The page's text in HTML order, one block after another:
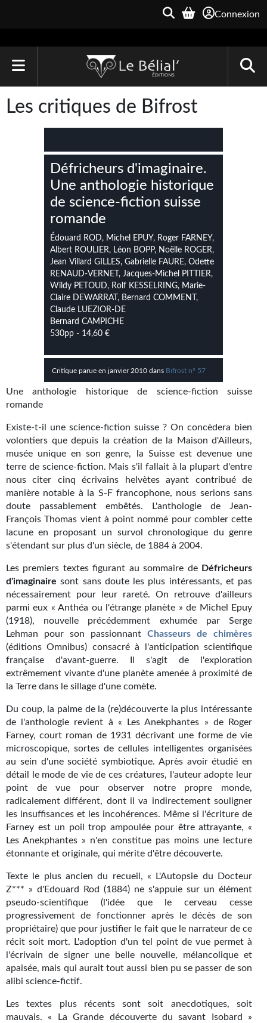
Connexion
Le Bélial'
Une Heure-Lumière
Archive du Futur
Parallaxe
Quarante-Deux
Yellow Submarine
NUMÉRIQUE
Romans et recueils
Une Heure-Lumière
Nouvelles
Bifrost
Livres audio
Gratuit
Sans DRM
BIFROST
Tous les numéros
En numérique
S'abonner
Les critiques
Le blog
Le prix des lecteurs
GOODIES
Goodies Gotland
Tirages d’art Une Heure-Lumière
PLUS
À paraître
Revue de presse
Récompenses
Newsletter
Le Bélial' sur Youtube
LE BLOG BIFROST
Les critiques de Bifrost
Défricheurs d'imaginaire.
Une anthologie historique
de science-fiction suisse
romande
Édouard ROD, Michel EPUY, Roger FARNEY,
Albert ROULIER, Léon BOPP, Noëlle ROGER,
Jean Villard GILLES, Gabrielle FAURE, Odette
RENAUD-VERNET, Jacques-Michel PITTIER,
Wildy PETOUD, Rolf KESSELRING, Marie-
Claire DEWARRAT, Bernard COMMENT,
Claude LUEZIOR-DE
Bernard CAMPICHE
530pp - 14,60 €
Critique parue en janvier 2010 dans Bifrost n° 57
Une anthologie historique de science-fiction suisse
romande
Existe-t-il une science-fiction suisse ? On concèdera bien
volontiers que depuis la création de la Maison d'Ailleurs,
musée unique en son genre, la Suisse est devenue une
terre de science-fiction. Mais s'il fallait à la plupart d'entre
nous citer cinq écrivains helvètes ayant contribué de
manière notable à la S-F francophone, nous serions sans
doute passablement embêtés. L'anthologie de Jean-
François Thomas vient à point nommé pour combler cette
lacune en proposant un survol chronologique du genre
s'étendant sur plus d'un siècle, de 1884 à 2004.
Les premiers textes figurant au sommaire de Défricheurs
d'imaginaire sont sans doute les plus intéressants, et pas
nécessairement pour leur rareté. On retrouve d'ailleurs
parmi eux « Anthéa ou l'étrange planète » de Michel Epuy
(1918), nouvelle précédemment exhumée par Serge
Lehman pour son passionnant Chasseurs de chimères
(éditions Omnibus) consacré à l'anticipation scientifique
française d'avant-guerre. Il s'agit de l'exploration
extrêmement vivante d'une planète amenée à proximité de
la Terre dans le sillage d'une comète.
Du coup, la palme de la (re)découverte la plus intéressante
de l'anthologie revient à « Les Anekphantes » de Roger
Farney, court roman de 1931 décrivant une forme de vie
microscopique, sortes de cellules intelligentes organisées
au sein d'une société symbiotique. Après avoir étudié en
détail le mode de vie de ces créatures, l'auteur adopte leur
point de vue pour observer notre propre monde,
radicalement différent, dont il va indirectement souligner
les insuffisances et les incohérences. Même si l'écriture de
Farney est un poil trop ampoulée pour être attrayante, «
Les Anekphantes » n'en constitue pas moins une lecture
étonnante et originale, qui mérite d'être découverte.
Texte le plus ancien du recueil, « L'Autopsie du Docteur
Z*** » d'Edouard Rod (1884) ne s'appuie sur un élément
pseudo-scientifique (l'idée que le cerveau cesse
progressivement de fonctionner après le décès de son
propriétaire) que pour justifier le fait que le narrateur de ce
récit soit mort. L'adoption d'un tel point de vue permet à
l'écrivain de signer une belle nouvelle, mélancolique et
apaisée, mais qui aurait tout aussi bien pu se passer de son
alibi science-fictif.
Les textes plus récents sont soit anecdotiques, soit
mauvais. « La Grande découverte du savant Isobard »